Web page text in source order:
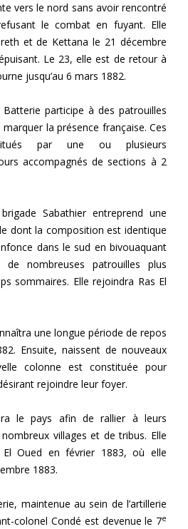
vers le nord sans avoir rencontré
le combat en fuyant. Elle
et de Kettana le 21 décembre
Le 23, elle est de retour à
jusqu’au 6 mars 1882.
Batterie participe à des patrouilles
la présence française. Ces
par une ou plusieurs
accompagnés de sections à 2
Sabathier entreprend une
dont la composition est identique
dans le sud en bivouaquant
nombreuses patrouilles plus
sommaires. Elle rejoindra Ras El
une longue période de repos
Ensuite, naissent de nouveaux
colonne est constituée pour
rejoindre leur foyer.
le pays afin de rallier à leurs
villages et de tribus. Elle
Oued en février 1883, où elle
1883.
maintenue au sein de l’artillerie
colonel Condé est devenue le 7e